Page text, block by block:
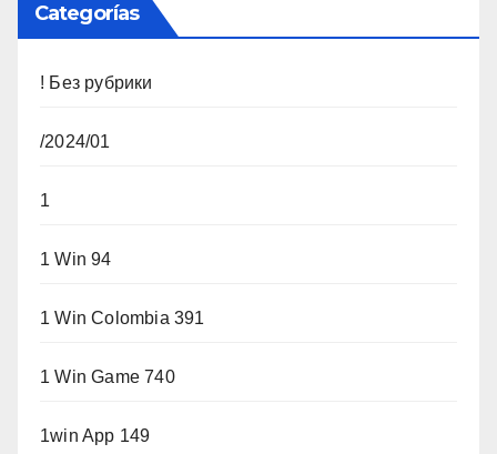
Categorías
! Без рубрики
/2024/01
1
1 Win 94
1 Win Colombia 391
1 Win Game 740
1win App 149